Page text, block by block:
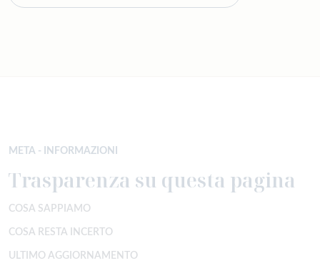
META - INFORMAZIONI
Trasparenza su questa pagina
COSA SAPPIAMO
COSA RESTA INCERTO
ULTIMO AGGIORNAMENTO